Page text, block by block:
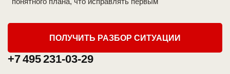
ПОЛУЧИТЬ РАЗБОР СИТУАЦИИ
+7 495 231-03-29